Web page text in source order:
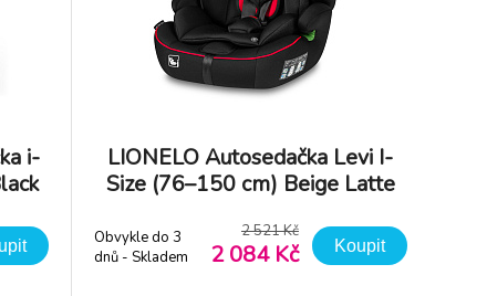
i-
LIONELO Autosedačka Levi I-
Size (76–150 cm) Beige Latte
Obvykle do 3
dnů - Skladem
2 521 Kč
2 084 Kč Koupit